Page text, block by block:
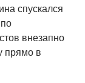
спускался
внезапно
прямо в